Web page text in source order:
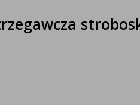
do
Lampy